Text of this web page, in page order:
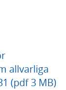
allvarliga
(pdf 3 MB)